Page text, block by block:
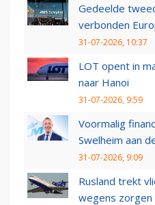
Gedeelde
verbonden
31-07-2026, 10:37
LOT opent in
naar Hanoi
31-07-2026, 9:59
Voormalig
Swelheim aan
31-07-2026, 9:09
Rusland trekt
wegens zorgen